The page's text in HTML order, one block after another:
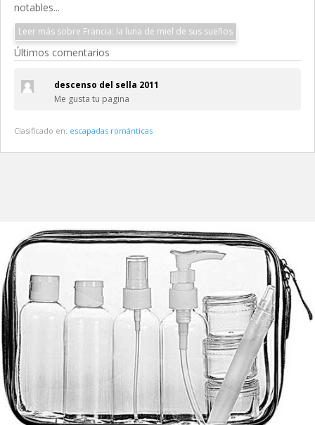
notables...
Leer más sobre Francia: la luna de miel de sus sueños
Últimos comentarios
descenso del sella 2011
Me gusta tu pagina
Clasificado en: escapadas románticas